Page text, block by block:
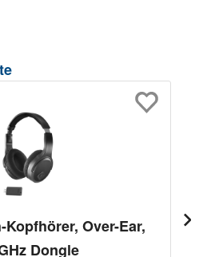
Kopfhörer, Over-Ear,
Dongle